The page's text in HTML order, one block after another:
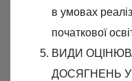
в умовах
початкової
ВИДИ
ДОСЯГНЕНЬ